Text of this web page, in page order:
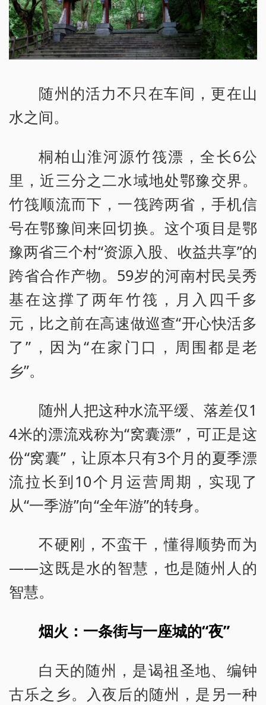
随州的活力不只在车间，更在山
水之间。
桐柏山淮河源竹筏漂，全长6公
里，近三分之二水域地处鄂豫交界。
竹筏顺流而下，一筏跨两省，手机信
号在鄂豫间来回切换。这个项目是鄂
豫两省三个村“资源入股、收益共享”的
跨省合作产物。59岁的河南村民吴秀
基在这撑了两年竹筏，月入四千多
元，比之前在高速做巡查“开心快活多
了”，因为“在家门口，周围都是老
乡”。
随州人把这种水流平缓、落差仅1
4米的漂流戏称为“窝囊漂”，可正是这
份“窝囊”，让原本只有3个月的夏季漂
流拉长到10个月运营周期，实现了
从“一季游”向“全年游”的转身。
不硬刚，不蛮干，懂得顺势而为
——这既是水的智慧，也是随州人的
智慧。
烟火：一条街与一座城的“夜”
白天的随州，是谒祖圣地、编钟
古乐之乡。入夜后的随州，是另一种